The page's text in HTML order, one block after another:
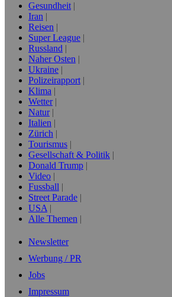
Gesundheit
Iran
Reisen
Super League
Russland
Naher Osten
Ukraine
Polizeirapport
Klima
Wetter
Natur
Italien
Zürich
Tourismus
Gesellschaft & Politik
Donald Trump
Video
Fussball
Street Parade
USA
Alle Themen
Newsletter
Werbung / PR
Jobs
Impressum